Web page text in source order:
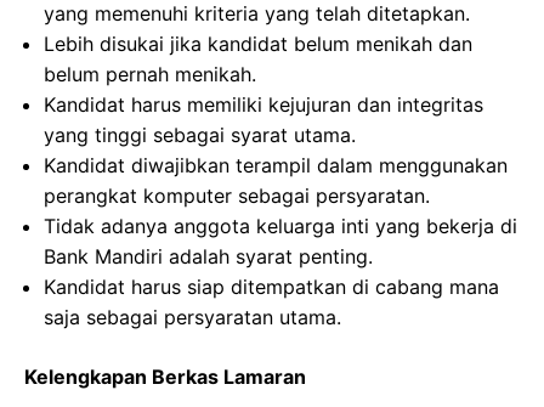
yang memenuhi kriteria yang telah ditetapkan.
Lebih disukai jika kandidat belum menikah dan
belum pernah menikah.
Kandidat harus memiliki kejujuran dan integritas
yang tinggi sebagai syarat utama.
Kandidat diwajibkan terampil dalam menggunakan
perangkat komputer sebagai persyaratan.
Tidak adanya anggota keluarga inti yang bekerja di
Bank Mandiri adalah syarat penting.
Kandidat harus siap ditempatkan di cabang mana
saja sebagai persyaratan utama.
Kelengkapan Berkas Lamaran